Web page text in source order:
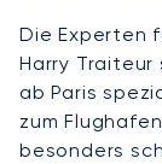
Die Experten
Harry
ab Paris
zum
besonders